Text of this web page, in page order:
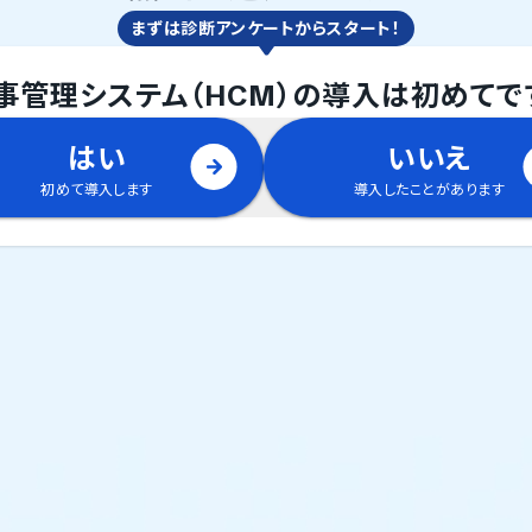
まずは診断アンケートからスタート！
管理システム（HCM） の導入は初めてで
はい
初めて導入します
いいえ
導入したことがあります